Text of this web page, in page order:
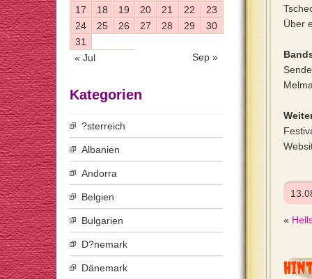
Über
«
« Jul Sep »
17
18 19 20 21 22
23
24
25 26 27 28 29
30
31
Kategorien
?sterreich
Albanien
Andorra
Belgien
Bulgarien
D?nemark
Dänemark